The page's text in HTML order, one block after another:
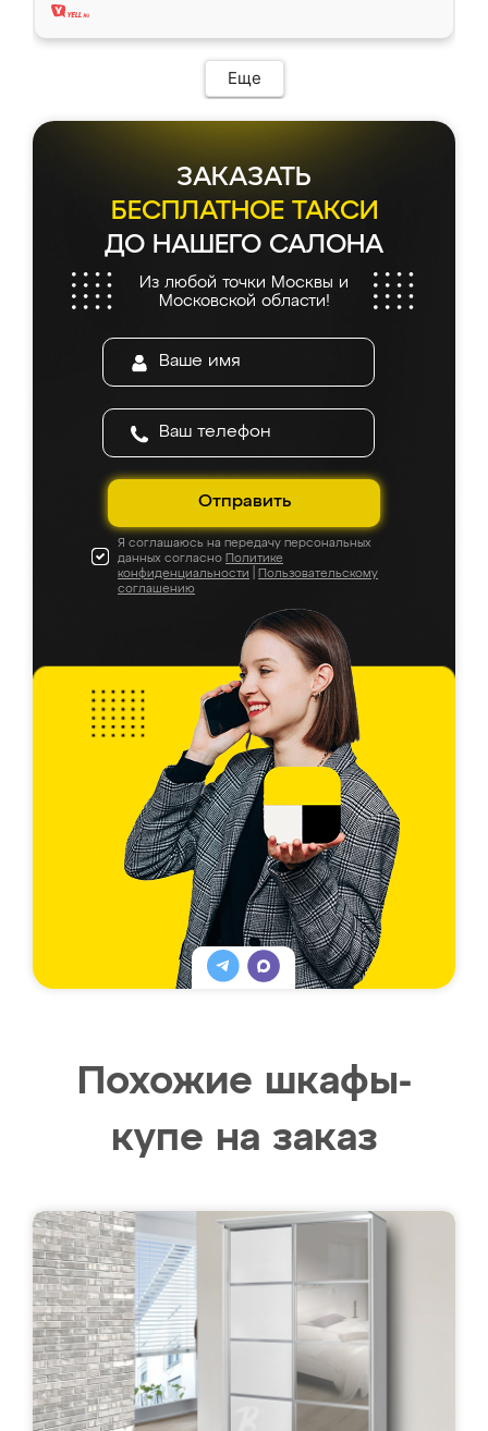
Еще
ЗАКАЗАТЬ
БЕСПЛАТНОЕ ТАКСИ
ДО НАШЕГО САЛОНА
Из любой точки Москвы и
Московской области!
Отправить
Я соглашаюсь на передачу персональных
данных согласно Политике
конфиденциальности
Пользовательскому
соглашению
Похожие шкафы-
купе на заказ